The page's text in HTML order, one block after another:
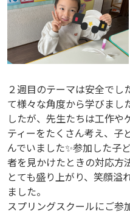
２週目のテーマは安全で
て様々な角度から学びまし
したが、先生たちは工作や
ティーをたくさん考え、子
んでいました✨参加した子
者を見かけたときの対応方
とても盛り上がり、笑顔溢
ました。
スプリングスクールにご参